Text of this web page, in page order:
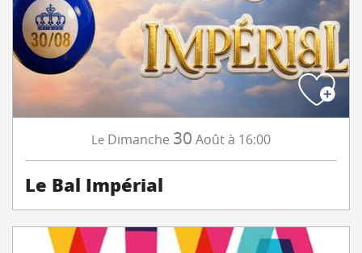
Le Dimanche 30 Aoûtà 16:00
Le Bal Impérial